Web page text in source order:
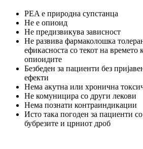
PEA е природна супстанца
Не е опиоид
Не предизвикува зависност
Не развива фармаколошка
ефикасноста со текот на времето
опиоидите
Безбеден за пациенти без
ефекти
Нема акутна или хронична
Не комуницира со други лекови
Нема познати контраиндикации
Исто така погоден за пациенти
бубрезите и црниот дроб